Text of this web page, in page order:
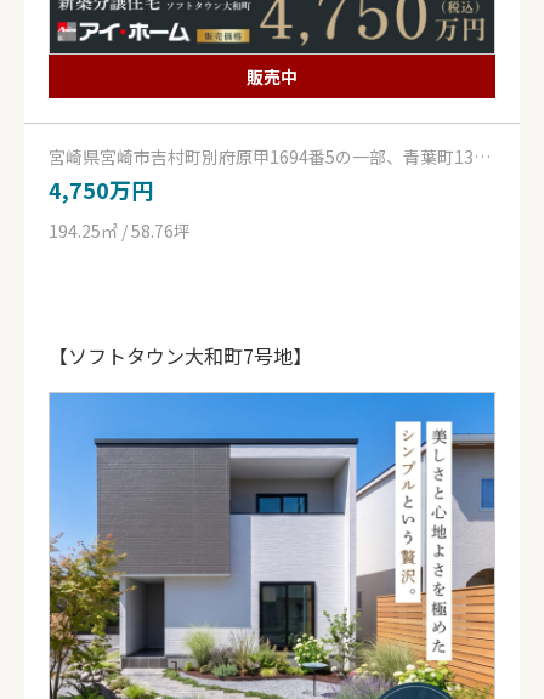
販売中
宮崎県宮崎市吉村町別府原甲1694番5の一部、青葉町130
番12の一部
4,750万円
194.25㎡ / 58.76坪
【ソフトタウン大和町7号地】